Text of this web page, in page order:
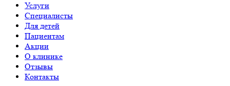
Услуги
Специалисты
Для детей
Пациентам
Акции
О клинике
Отзывы
Контакты